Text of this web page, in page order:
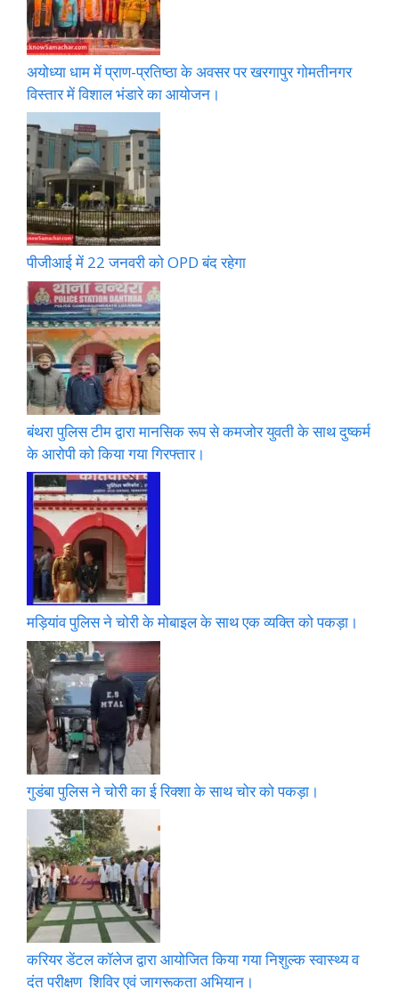
अयोध्या धाम में प्राण-प्रतिष्ठा के अवसर पर खरगापुर गोमतीनगर
विस्तार में विशाल भंडारे का आयोजन।
पीजीआई में 22 जनवरी को OPD बंद रहेगा
बंथरा पुलिस टीम द्वारा मानसिक रूप से कमजोर युवती के साथ दुष्कर्म
के आरोपी को किया गया गिरफ्तार।
मड़ियांव पुलिस ने चोरी के मोबाइल के साथ एक व्यक्ति को पकड़ा।
गुडंबा पुलिस ने चोरी का ई रिक्शा के साथ चोर को पकड़ा।
करियर डेंटल कॉलेज द्वारा आयोजित किया गया निशुल्क स्वास्थ्य व
दंत परीक्षण शिविर एवं जागरूकता अभियान।